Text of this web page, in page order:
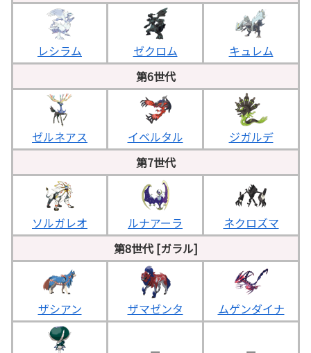
レシラム ゼクロム
キュレム
第6世代
ゼルネアス イベルタル
ジガルデ
第7世代
ソルガレオ ルナアーラ
ネクロズマ
第8世代 [ガラル]
ザシアン ザマゼンタ ムゲンダイナ